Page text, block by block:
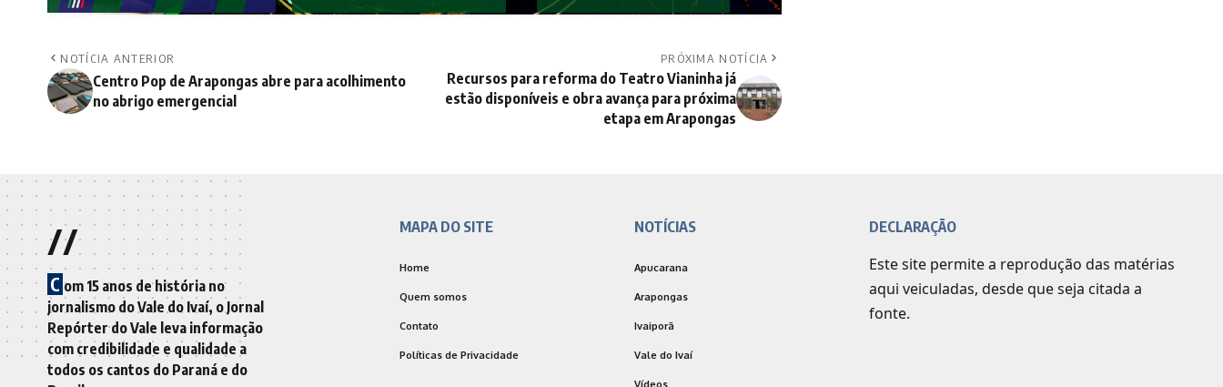
NOTÍCIA ANTERIOR
Centro Pop de Arapongas abre para acolhimento
no abrigo emergencial
PRÓXIMA NOTÍCIA
Recursos para reforma do Teatro Vianinha já
estão disponíveis e obra avança para próxima
etapa em Arapongas
//
C om 15 anos de história no
jornalismo do Vale do Ivaí, o Jornal
Repórter do Vale leva informação
com credibilidade e qualidade a
todos os cantos do Paraná e do
MAPA DO SITE
Home
Quem somos
Contato
Políticas de Privacidade
NOTÍCIAS
Apucarana
Arapongas
Ivaiporã
Vale do Ivaí
Vídeos
DECLARAÇÃO
Este site permite a reprodução das matérias
aqui veiculadas, desde que seja citada a
fonte.